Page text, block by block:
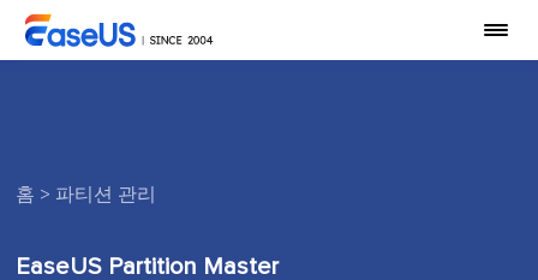
홈 > 파티션 관리
EaseUS Partition Master